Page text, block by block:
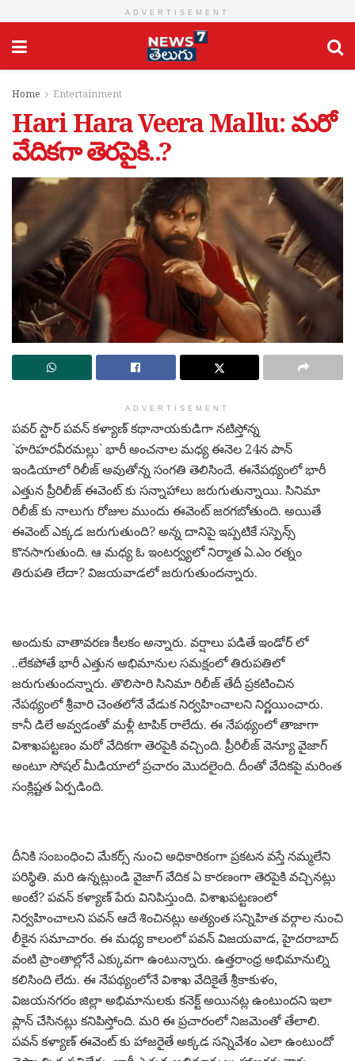
ADVERTISEMENT
Home Entertainment
Hari Hara Veera Mallu: మ‌రో
వేదిక‌గా తెర‌పైకి..?
ADVERTISEMENT
ప‌వ‌ర్ స్టార్ ప‌వ‌న్ క‌ళ్యాణ్ క‌థానాయ‌కుడిగా న‌టిస్తోన్న
`హ‌రిహ‌ర‌వీర‌మ‌ల్లు` భారీ అంచ‌నాల మ‌ధ్య ఈనెల 24న పాన్
ఇండియాలో రిలీజ్ అవుతోన్న సంగ‌తి తెలిసిందే. ఈనేప‌థ్యంలో భారీ
ఎత్తున ప్రీరిలీజ్ ఈవెంట్ కు స‌న్నాహాలు జ‌రుగుతున్నాయి. సినిమా
రిలీజ్ కు నాలుగు రోజుల ముందు ఈవెంట్ జ‌ర‌గ‌బోతుంది. అయితే
ఈవెంట్ ఎక్క‌డ జ‌రుగుతుంది? అన్న దానిపై ఇప్ప‌టికే స‌స్పెన్స్
కొన‌సాగుతుంది. ఆ మ‌ధ్య ఓ ఇంట‌ర్వ్య‌లో నిర్మాత ఏ.ఎం ర‌త్నం
తిరుప‌తి లేదా? విజ‌య‌వాడ‌లో జ‌రుగుతుంద‌న్నారు.
అందుకు వాతావ‌ర‌ణ కీల‌కం అన్నారు. వ‌ర్షాలు ప‌డితే ఇండోర్ లో
..లేక‌పోతే భారీ ఎత్తున‌ అభిమానుల స‌మ‌క్షంలో తిరుప‌తిలో
జ‌రుగుతుంద‌న్నారు. తొలిసారి సినిమా రిలీజ్ తేదీ ప్ర‌క‌టించిన
నేప‌థ్యంలో శ్రీవారి చెంత‌లోనే వేడుక నిర్వ‌హించాల‌ని నిర్ణయించారు.
కానీ డిలే అవ్వ‌డంతో మ‌ళ్లీ టాపిక్ రాలేదు. ఈ నేప‌థ్యంలో తాజాగా
విశాఖ‌ప‌ట్ట‌ణం మ‌రో వేదిక‌గా తెర‌పైకి వ‌చ్చింది. ప్రీరిలీజ్ వెన్యూ వైజాగ్
అంటూ సోష‌ల్ మీడియాలో ప్ర‌చారం మొద‌లైంది. దీంతో వేదిక‌పై మ‌రింత
సంక్లిష్ట‌త ఏర్ప‌డింది.
దీనికి సంబంధించి మేక‌ర్స్ నుంచి అధికారికంగా ప్ర‌క‌ట‌న వ‌స్తే న‌మ్మ‌లేని
ప‌రిస్థితి. మ‌రి ఉన్న‌ట్లుండి వైజాగ్ వేదిక‌ ఏ కార‌ణంగా తెర‌పైకి వ‌చ్చిన‌ట్లు
అంటే? ప‌వ‌న్ క‌ళ్యాణ్ పేరు వినిపిస్తుంది. విశాఖ‌ప‌ట్ట‌ణంలో
నిర్వ‌హించాల‌ని ప‌వ‌న్ ఆదే శించిన‌ట్లు అత్యంత స‌న్నిహిత వ‌ర్గాల నుంచి
లీకైన స‌మాచారం. ఈ మ‌ధ్య కాలంలో ప‌వ‌న్ విజ‌య‌వాడ‌, హైద‌రాబాద్
వంటి ప్రాంతాల్లోనే ఎక్కువ‌గా ఉంటున్నారు. ఉత్త‌రాంధ్ర అభిమానుల్ని
క‌లిసింది లేదు. ఈ నేప‌థ్యంలోనే విశాఖ వేదికైతే శ్రీకాకుళం,
విజ‌య‌న‌గ‌రం జిల్లా అభిమానుల‌కు క‌నెక్ట్ అయిన‌ట్ల ఉంటుంద‌ని ఇలా
ప్లాన్ చేసిన‌ట్లు క‌నిపిస్తోంది. మ‌రి ఈ ప్ర‌చారంలో నిజ‌మెంతో తేలాలి.
ప‌వ‌న్ క‌ళ్యాణ్ ఈవెంట్ కు హాజ‌రైతే అక్క‌డ స‌న్నివేశం ఎలా ఉంటుందో